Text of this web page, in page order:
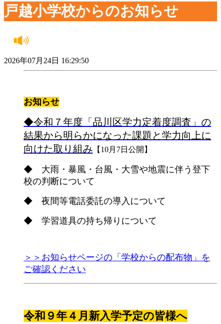
戸越小学校からのお知らせ
2026年07月24日 16:29:50
お知らせ
◆令和７年度「品川区学力定着度調査」の
結果から明らかになった課題と学力向上に
向けた取り組み 【 10月7日公開】
◆ 大雨・暴風・台風・大雪や地震に伴う登下
校の判断について
◆ 夜間等電話委託の導入について
◆ 学習道具の持ち帰りについて
＞＞お知らせページの「学校からの配布物」を
ご確認ください
令和９年４月 新入学予定の皆様へ